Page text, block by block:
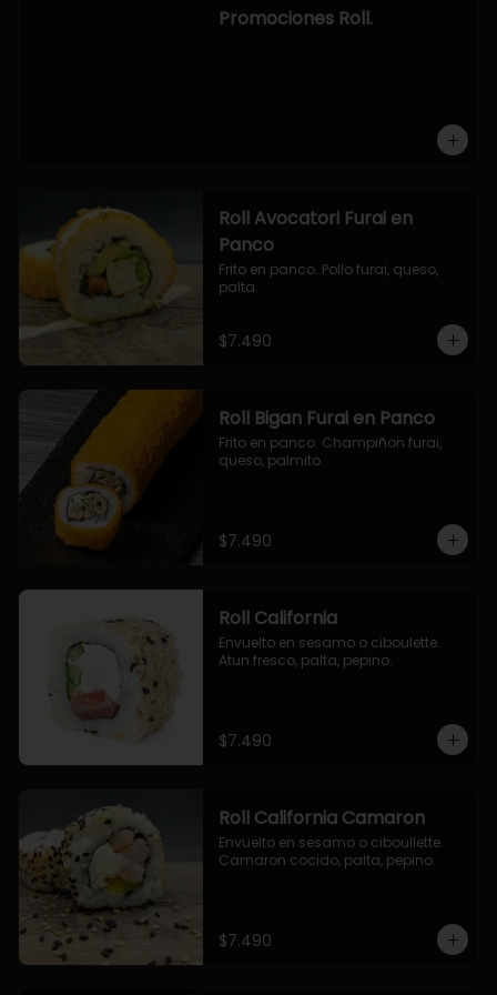
OPCION2:
- salmon, queso, palta, envuelto en
Promociones Roll.
Roll Avocatori Furai en
Panco
Frito en panco. Pollo furai, queso,
palta.
$7.490
Roll Bigan Furai en Panco
Frito en panco. Champiñon furai,
queso, palmito.
$7.490
Roll California
Envuelto en sesamo o ciboulette.
Atun fresco, palta, pepino.
$7.490
Roll California Camaron
Envuelto en sesamo o ciboullette.
Camaron cocido, palta, pepino.
$7.490